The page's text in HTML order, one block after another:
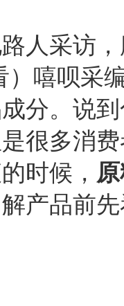
人采访
嘻呗采
分。说
很多消
时候，
产品前